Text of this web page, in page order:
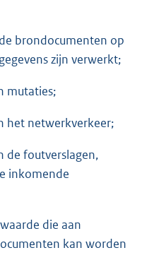
brondocumenten op
zijn verwerkt;
mutaties;
het netwerkverkeer;
de foutverslagen,
inkomende
die aan
kan worden